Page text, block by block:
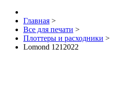
Главная >
Все для печати >
Плоттеры и расходники >
Lomond 1212022